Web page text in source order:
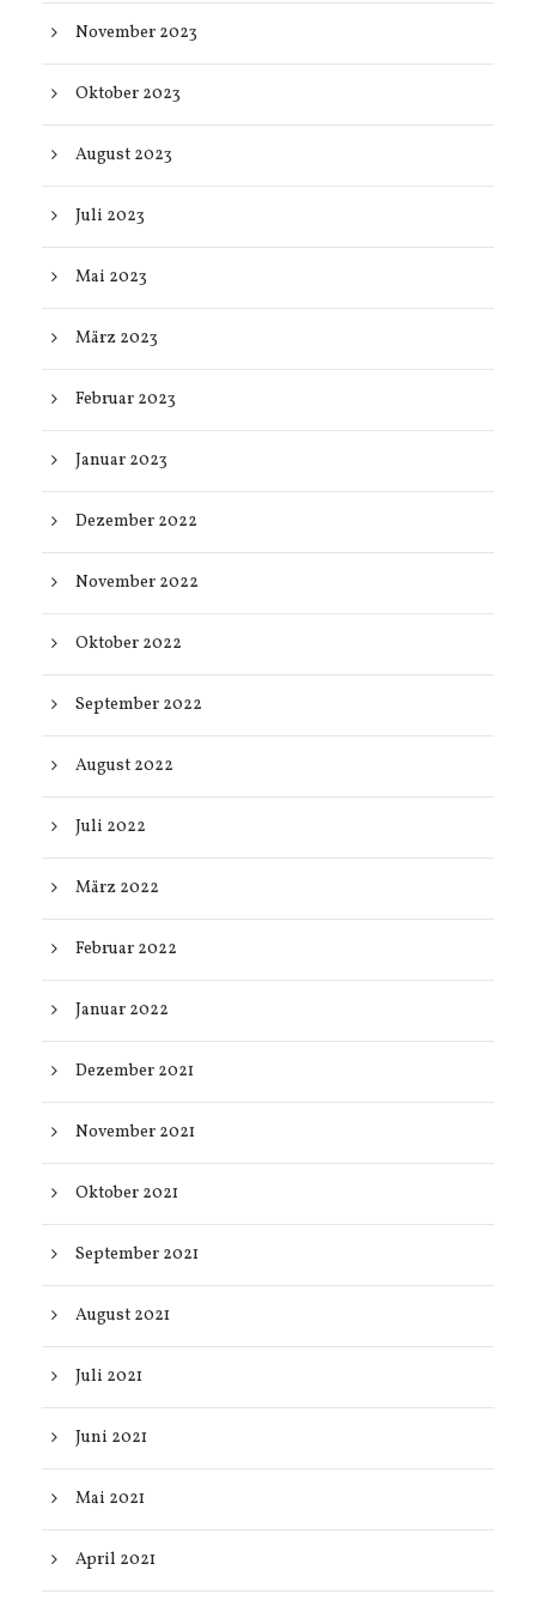
November 2023
Oktober 2023
August 2023
Juli 2023
Mai 2023
März 2023
Februar 2023
Januar 2023
Dezember 2022
November 2022
Oktober 2022
September 2022
August 2022
Juli 2022
März 2022
Februar 2022
Januar 2022
Dezember 2021
November 2021
Oktober 2021
September 2021
August 2021
Juli 2021
Juni 2021
Mai 2021
April 2021